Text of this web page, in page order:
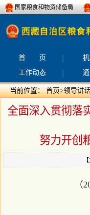
国家粮食和物资储备局
首 页 |
工作动态
|
当前位置：首页>领导讲
全面深入贯彻落
努力开创
（